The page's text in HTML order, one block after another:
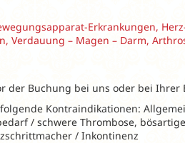
Erkrankungen,
Verdauung – Magen – Darm,
der Buchung bei uns oder bei Ihrer
Kontraindikationen:
/ schwere Thrombose,
/ Inkontinenz